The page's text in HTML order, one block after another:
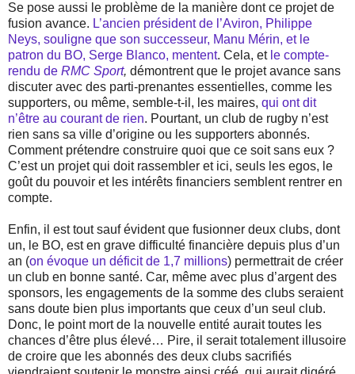
Se pose aussi le problème de la manière dont ce projet de
fusion avance. L’ancien président de l’Aviron, Philippe
Neys, souligne que son successeur, Manu Mérin, et le
patron du BO, Serge Blanco, mentent. Cela, et le compte-
rendu de RMC Sport, démontrent que le projet avance sans
discuter avec des parti-prenantes essentielles, comme les
supporters, ou même, semble-t-il, les maires, qui ont dit
n’être au courant de rien. Pourtant, un club de rugby n’est
rien sans sa ville d’origine ou les supporters abonnés.
Comment prétendre construire quoi que ce soit sans eux ?
C’est un projet qui doit rassembler et ici, seuls les egos, le
goût du pouvoir et les intérêts financiers semblent rentrer en
compte.
Enfin, il est tout sauf évident que fusionner deux clubs, dont
un, le BO, est en grave difficulté financière depuis plus d’un
an (on évoque un déficit de 1,7 millions) permettrait de créer
un club en bonne santé. Car, même avec plus d’argent des
sponsors, les engagements de la somme des clubs seraient
sans doute bien plus importants que ceux d’un seul club.
Donc, le point mort de la nouvelle entité aurait toutes les
chances d’être plus élevé… Pire, il serait totalement illusoire
de croire que les abonnés des deux clubs sacrifiés